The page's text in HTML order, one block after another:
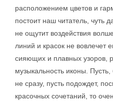
расположением цветов и
постоит наш читатель, чуть
не ощутит воздействия
линий и красок не вовлечет
сияющих и плавных узоров,
музыкальность иконы.
не сразу, пусть подождет,
красочных сочетаний, то